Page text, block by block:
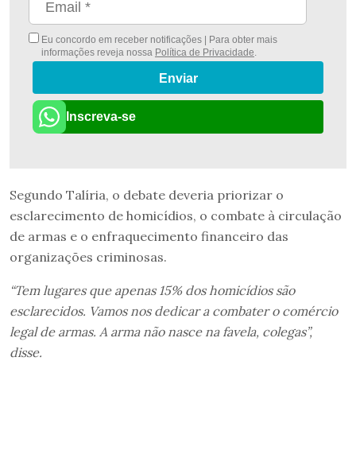
Eu concordo em receber notificações | Para obter mais
informações reveja nossa Política de Privacidade.
Enviar
Inscreva-se
Segundo Talíria, o debate deveria priorizar o
esclarecimento de homicídios, o combate à circulação
de armas e o enfraquecimento financeiro das
organizações criminosas.
“Tem lugares que apenas 15% dos homicídios são
esclarecidos. Vamos nos dedicar a combater o comércio
legal de armas. A arma não nasce na favela, colegas”,
disse.